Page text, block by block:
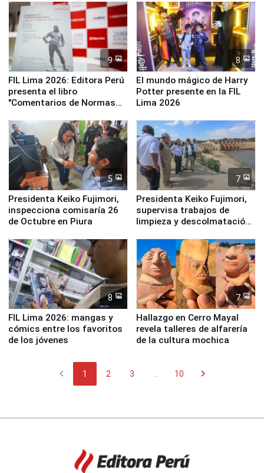
Panamericanos Lima 2027
la UGEL 2
9
FIL Lima 2026: Editora Perú
presenta el libro
"Comentarios de Normas
Derecho Colectivo"
8
El mundo mágico de Harry
Potter presente en la FIL
Lima 2026
5
Presidenta Keiko Fujimori,
inspecciona comisaría 26
de Octubre en Piura
7
Presidenta Keiko Fujimori,
supervisa trabajos de
limpieza y descolmatación
8
FIL Lima 2026: mangas y
cómics entre los favoritos
de los jóvenes
7
Hallazgo en Cerro Mayal
revela talleres de alfarería
de la cultura mochica
chevron_left 1 2 3 10 chevron_right